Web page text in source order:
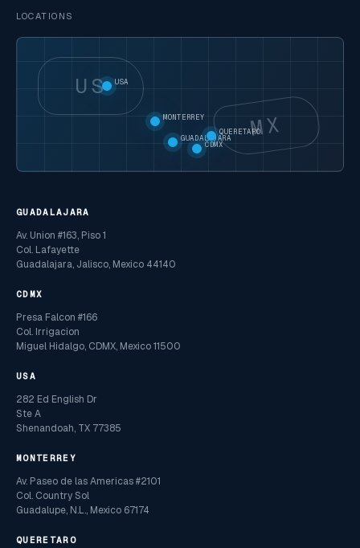
LOCATIONS
US
MX
USA
MONTERREY
GUADALAJARA
CDMX
QUERETARO
GUADALAJARA
Av. Union #163, Piso 1
Col. Lafayette
Guadalajara, Jalisco, Mexico 44140
CDMX
Presa Falcon #166
Col. Irrigacion
Miguel Hidalgo, CDMX, Mexico 11500
USA
282 Ed English Dr
Ste A
Shenandoah, TX 77385
MONTERREY
Av. Paseo de las Americas #2101
Col. Country Sol
Guadalupe, N.L., Mexico 67174
QUERETARO